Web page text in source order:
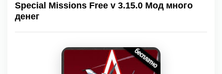
Special Missions Free v 3.15.0 Мод много
денег